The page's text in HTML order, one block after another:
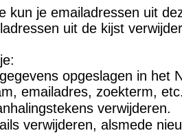
kun je emailadressen uit
uit de kijst
opgeslagen in het
emailadres, zoekterm,
verwijderen.
verwijderen, alsmede